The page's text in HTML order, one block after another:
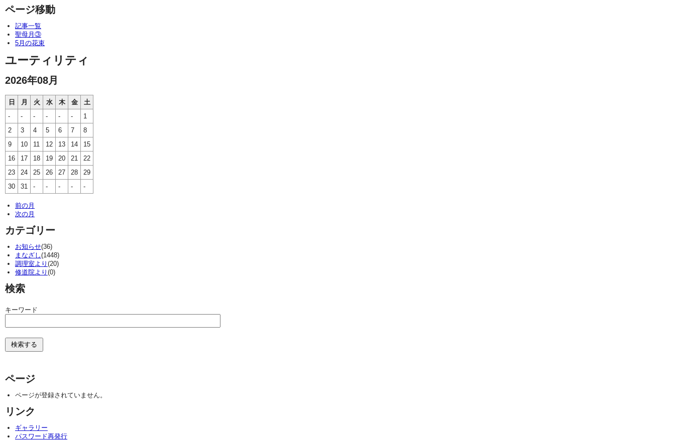
ページ移動
記事一覧
聖母月③
5月の花束
ユーティリティ
2026年08月
日 月 火 水 木 金
土
-
- - - - -
1
2
3 4 5 6 7
8
9
10 11 12 13 14
15
16
17 18 19 20 21
22
23
24 25 26 27 28
29
30
31 - - - - -
前の月
次の月
カテゴリー
お知らせ(36)
まなざし(1448)
調理室より (20)
修道院より (0)
検索
キーワード
ページ
ページが登録されていません。
リンク
ギャラリー
パスワード再発行